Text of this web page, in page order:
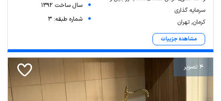
سرمایه گذاری
کرمان, تهران
مشاهده جزییات
سال ساخت 1392
شماره طبقه: 3
4 تصویر